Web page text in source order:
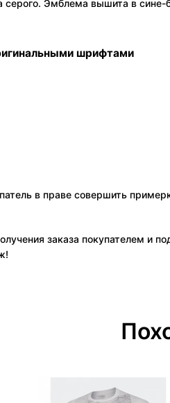
серого. Эмблема вышита в сине-
шрифтами
в праве совершить
заказа покупателем и